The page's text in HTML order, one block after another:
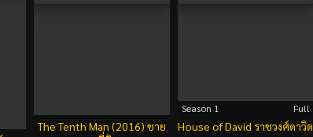
The Tenth Man (2016) ชาย
Season 1 Full
House of David ราชวงศ์ดาวิด